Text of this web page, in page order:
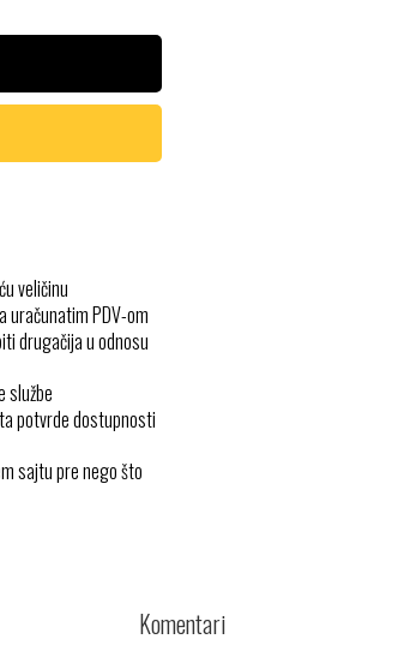
veličinu
uračunatim PDV-om
drugačija u odnosu
službe
potvrde dostupnosti
sajtu pre nego što
Komentari